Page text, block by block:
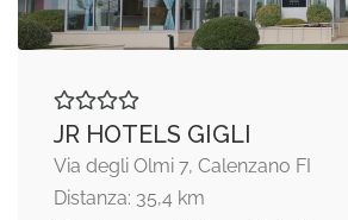
JR HOTELS GIGLI
Via degli Olmi 7, Calenzano FI
Distanza: 35,4 km